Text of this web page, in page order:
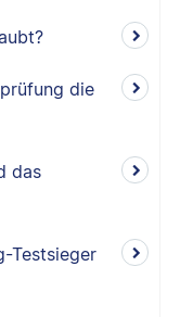
die
das
Testsieger